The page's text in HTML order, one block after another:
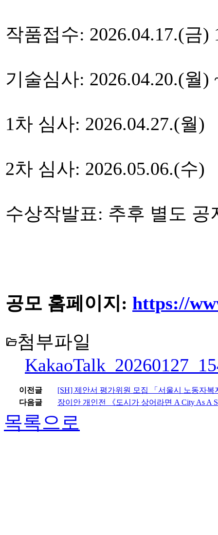
작품접수: 2026.04.17.(금)
기술심사: 2026.04.20.(월)
1차 심사: 2026.04.27.(월)
2차 심사: 2026.05.06.(수)
수상작발표: 추후 별도 공
공모 홈페이지: https://
folder_open첨부파일
이전글
[SH] 제안서 평가위원 모집 「서울시 노동자
다음글
장이안 개인전 《도시가 상어라면 A City As A
목록으로